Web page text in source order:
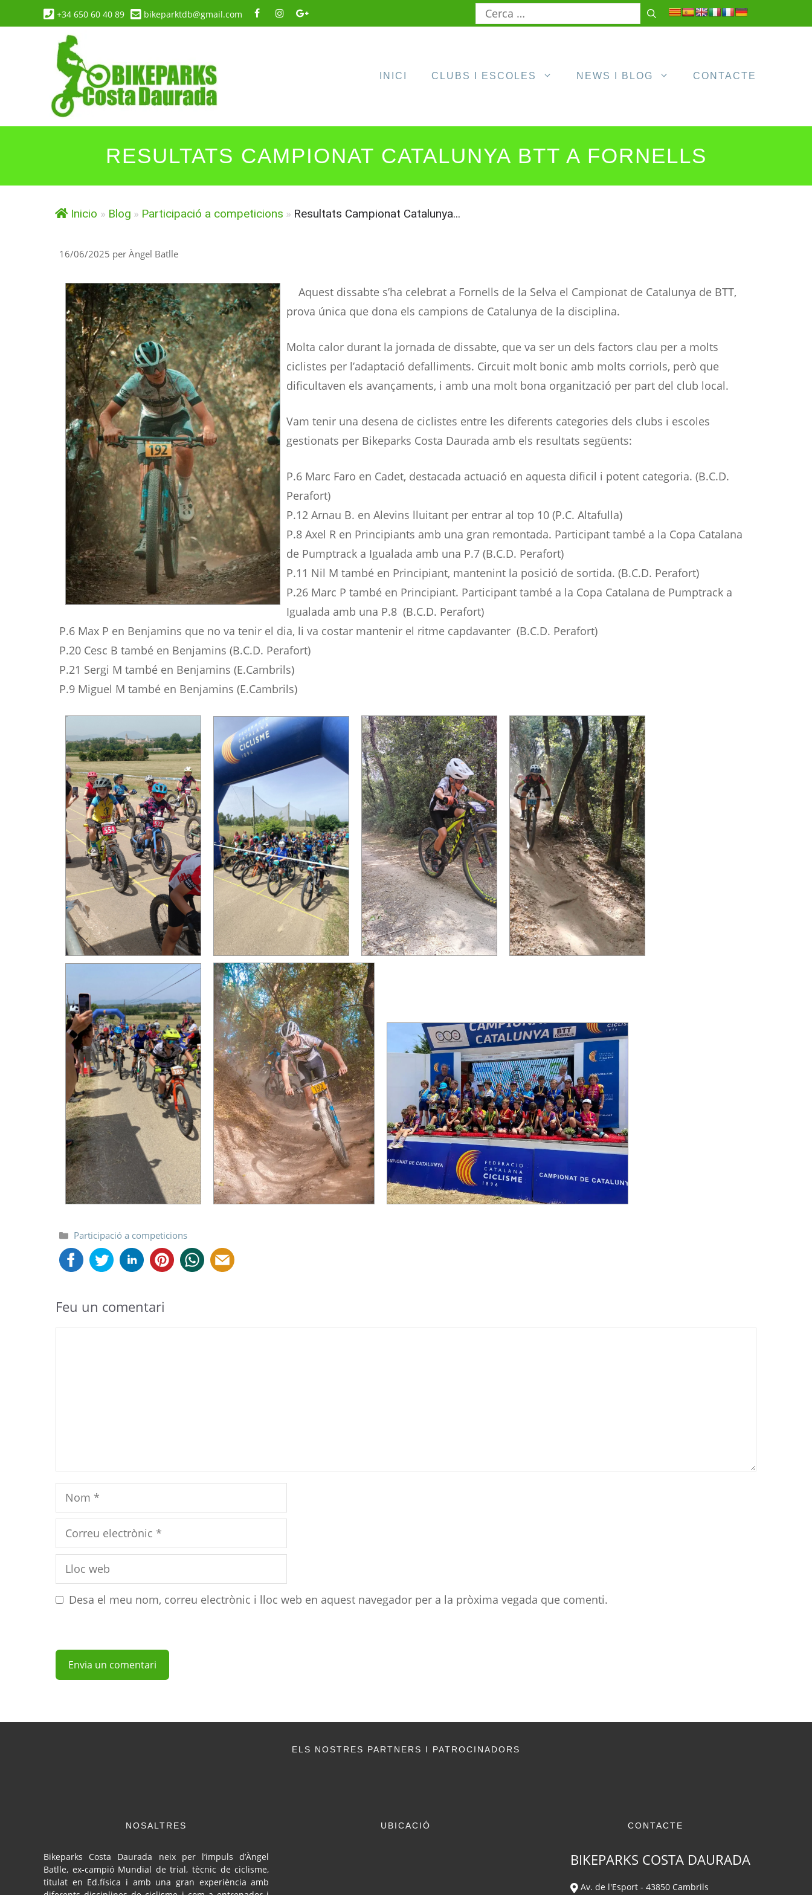
al
+34 650 60 40 89 bikeparktdb@gmail.com Cerca:
INICI CLUBS I ESCOLES NEWS I BLOG CONTACTE
RESULTATS CAMPIONAT CATALUNYA BTT A FORNELLS
Inicio » Blog » Participació a competicions » Resultats Campionat Catalunya...
16/06/2025 per Àngel Batlle
Aquest dissabte s’ha celebrat a Fornells de la Selva el Campionat de Catalunya de BTT,
prova única que dona els campions de Catalunya de la disciplina.
Molta calor durant la jornada de dissabte, que va ser un dels factors clau per a molts
ciclistes per l’adaptació defalliments. Circuit molt bonic amb molts corriols, però que
dificultaven els avançaments, i amb una molt bona organització per part del club local.
Vam tenir una desena de ciclistes entre les diferents categories dels clubs i escoles
gestionats per Bikeparks Costa Daurada amb els resultats següents:
P.6 Marc Faro en Cadet, destacada actuació en aquesta dificil i potent categoria. (B.C.D.
Perafort)
P.12 Arnau B. en Alevins lluitant per entrar al top 10 (P.C. Altafulla)
P.8 Axel R en Principiants amb una gran remontada. Participant també a la Copa Catalana
de Pumptrack a Igualada amb una P.7 (B.C.D. Perafort)
P.11 Nil M també en Principiant, mantenint la posició de sortida. (B.C.D. Perafort)
P.26 Marc P també en Principiant. Participant també a la Copa Catalana de Pumptrack a
Igualada amb una P.8 (B.C.D. Perafort)
P.6 Max P en Benjamins que no va tenir el dia, li va costar mantenir el ritme capdavanter (B.C.D. Perafort)
P.20 Cesc B també en Benjamins (B.C.D. Perafort)
P.21 Sergi M també en Benjamins (E.Cambrils)
P.9 Miguel M també en Benjamins (E.Cambrils)
Categories
Participació a competicions
Feu un comentari
Nom
Correu
electrònic
Lloc
web
Desa el meu nom, correu electrònic i lloc web en aquest navegador per a la pròxima vegada que comenti.
ELS NOSTRES PARTNERS I PATROCINADORS
NOSALTRES
Bikeparks Costa Daurada neix per l’impuls d’Àngel
Batlle, ex-campió Mundial de trial, tècnic de ciclisme,
titulat en Ed.física i amb una gran experiència amb
UBICACIÓ CONTACTE
BIKEPARKS COSTA DAURADA
Av. de l'Esport - 43850 Cambrils